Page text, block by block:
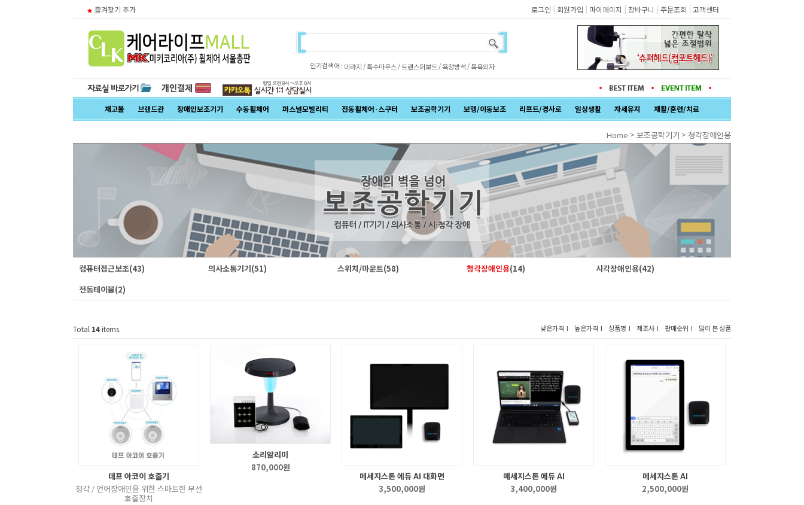
즐겨찾기 추가 로그인 | 회원가입 | 마이페이지 | 장바구니 | 주문조회 | 고객센터
인기검색어 : 미라지 /특수마우스/트랜스퍼보드 /욕창방석 /목욕의자
재고몰 브랜드관 장애인보조기기 수동휠체어 퍼스널모빌리티 전동휠체어·스쿠터 보조공학기기 보행/이동보조 리프트/경사로 일상생활 자세유지 재활/훈련/치료
Home > 보조공학기기 > 청각장애인용
컴퓨터접근보조(43) 의사소통기기(51) 스위치/마운트(58) 청각장애인용(14) 시각장애인용(42)
전동테이블(2)
Total 14items. 낮은가격 I 높은가격 I 상품명 I 제조사 I 판매순위 I 많이 본 상품
데프 아코이 호출기
청각 / 언어장애인을 위한 스마트한 무선
호출장치
소리알리미
870,000원
메세지스톤 에듀 AI 대화면
3,500,000원
메세지스톤 에듀 AI
3,400,000원
메세지스톤 AI
2,500,000원